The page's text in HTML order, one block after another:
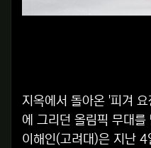
지옥에서 돌아온 '피겨
에 그리던 올림픽 무대를
이해인(고려대)은 지난